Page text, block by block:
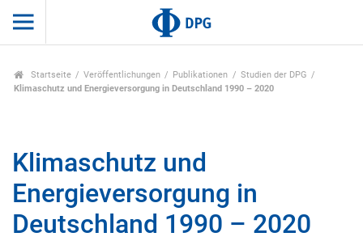
Startseite Veröffentlichungen Publikationen
Studien der DPG
Klimaschutz und Energieversorgung in Deutschland 1990 – 2020
Klimaschutz und
Energieversorgung in
Deutschland 1990 – 2020